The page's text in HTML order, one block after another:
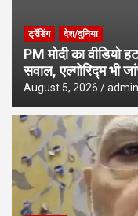
ट्रेंडिंग देश/दुनिया
PM मोदी का
सवाल, एल्गोरिद्म भी
August 5, 2026